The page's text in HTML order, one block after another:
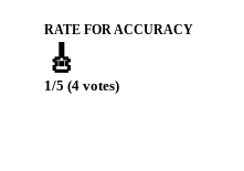
RATE FOR ACCURACY
🎸
1/5 (4 votes)